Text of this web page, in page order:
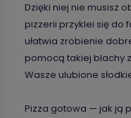
Dzięki niej nie musisz
pizzerii przyklei się do
ułatwia zrobienie
pomocą takiej blachy
Wasze ulubione
Pizza gotowa — jak ją